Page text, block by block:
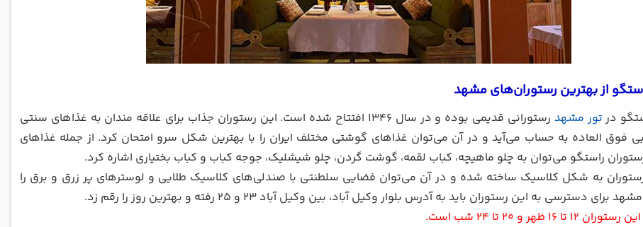
از بهترین رستوران‌های مشهد
در تور مشهد
رستورانی قدیمی بوده و در سال 1346 افتتاح شده است. این رستوران جذاب برای علاقه مندان به غذاهای سنتی
فوق العاده به حساب می‌آید و در آن می‌توان غذاهای گوشتی مختلف ایران را با بهترین شکل سرو امتحان کرد. از جمله غذاهای
راستگو می‌توان به چلو ماهیچه، کباب لقمه، گوشت گردن، چلو شیشلیک، جوجه کباب و کباب بختیاری اشاره کرد.
به شکل کلاسیک ساخته شده و در آن می‌توان فضایی سلطنتی با صندلی‌های کلاسیک طلایی و لوسترهای پر زرق و برق را
دسترسی به این رستوران باید به آدرس بلوار وکیل آباد، بین وکیل آباد 23 و 25 رفته و بهترین روز را رقم زد.
16 ظهر و 20 تا 24 شب است.